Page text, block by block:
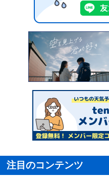
注目のコンテンツ